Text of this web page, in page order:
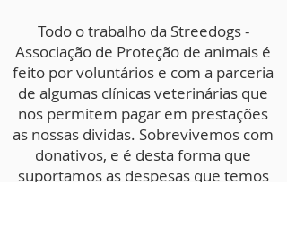
Todo o trabalho da Streedogs -
Associação de Proteção de animais é
feito por voluntários e com a parceria
de algumas clínicas veterinárias que
nos permitem pagar em prestações
as nossas dividas. Sobrevivemos com
donativos, e é desta forma que
suportamos as despesas que temos